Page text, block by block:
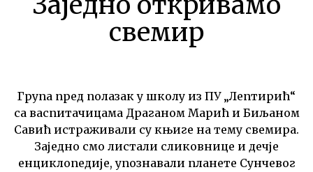
свемир
Група пред полазак у школу из ПУ „Лептирић“
са васпитачицама Драганом Марић и Биљаном
Савић истраживали су књиге на тему свемира.
Заједно смо листали сликовнице и дечје
енциклопедије, упознавали планете Сунчевог